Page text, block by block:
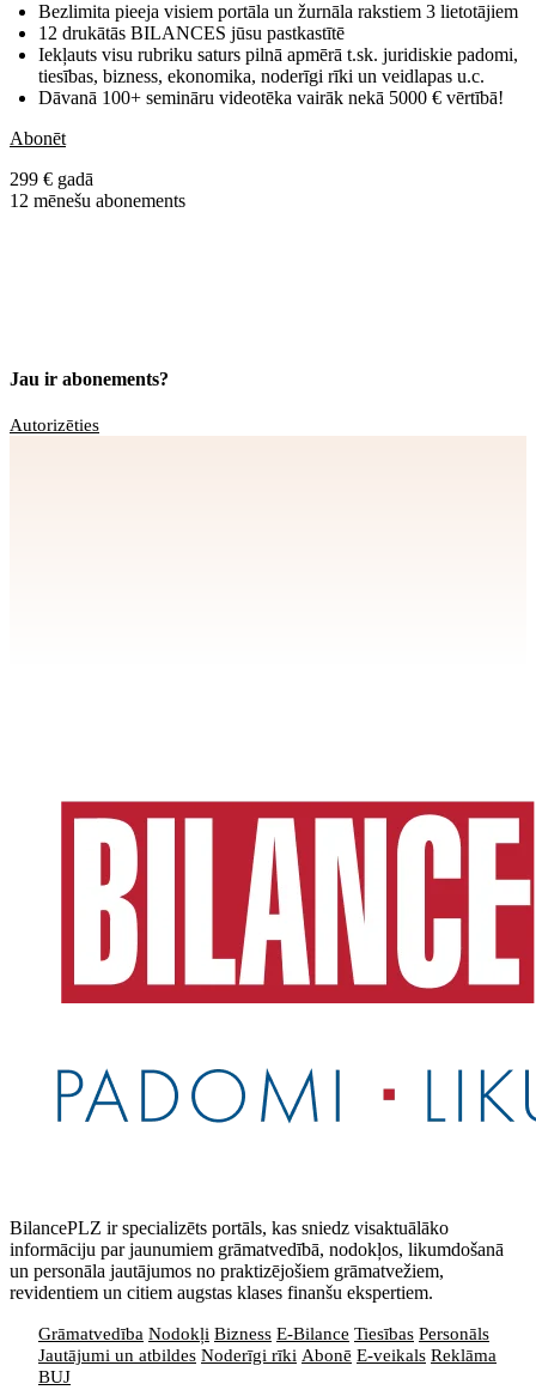
Bezlimita pieeja visiem portāla un žurnāla rakstiem 3 lietotājiem
12 drukātās BILANCES jūsu pastkastītē
Iekļauts visu rubriku saturs pilnā apmērā t.sk. juridiskie padomi,
tiesības, bizness, ekonomika, noderīgi rīki un veidlapas u.c.
Dāvanā 100+ semināru videotēka vairāk nekā 5000 € vērtībā!
Abonēt
299 € gadā
12 mēnešu abonements
Jau ir abonements?
Autorizēties
BilancePLZ ir specializēts portāls, kas sniedz visaktuālāko
informāciju par jaunumiem grāmatvedībā, nodokļos, likumdošanā
un personāla jautājumos no praktizējošiem grāmatvežiem,
revidentiem un citiem augstas klases finanšu ekspertiem.
Grāmatvedība Nodokļi Bizness E-Bilance Tiesības Personāls
Jautājumi un atbildes Noderīgi rīki Abonē E-veikals Reklāma
BUJ